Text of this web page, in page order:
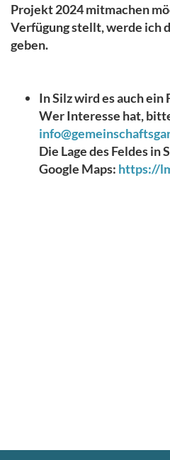
Projekt 2024 mitmachen
Verfügung stellt, werde ich
geben.
In Silz wird es auch ein
Wer Interesse hat,
Die Lage des Feldes in
Google Maps: https://